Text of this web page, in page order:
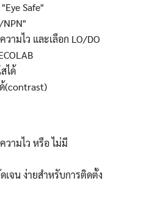
Safe"
ามไว และเลือก LO/DO
ได้
(contrast)
วามไว หรือ ไม่มี
เจน ง่ายสำหรับการติดตั้ง